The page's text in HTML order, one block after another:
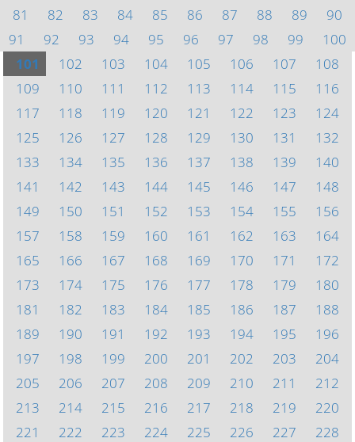
81
82 83 84 85 86 87 88 89
90
91
92 93 94 95 96 97 98 99
100
101
102 103 104 105 106 107
108
109
110 111 112 113 114 115
116
117
118 119 120 121 122 123
124
125
126 127 128 129 130 131
132
133
134 135 136 137 138 139
140
141
142 143 144 145 146 147
148
149
150 151 152 153 154 155
156
157
158 159 160 161 162 163
164
165
166 167 168 169 170 171
172
173
174 175 176 177 178 179
180
181
182 183 184 185 186 187
188
189
190 191 192 193 194 195
196
197
198 199 200 201 202 203
204
205
206 207 208 209 210 211
212
213
214 215 216 217 218 219
220
221
222 223 224 225 226 227
228